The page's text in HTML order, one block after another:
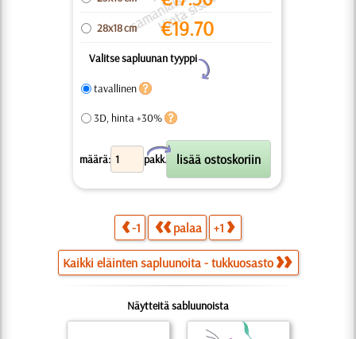
28x18 cm €19.70
Valitse sapluunan tyyppi
Y
tavallinen
3D, hinta +30%
määrä: pakk.
X
-1 palaa +1
Kaikki eläinten sapluunoita - tukkuosasto
Näytteitä sabluunoista